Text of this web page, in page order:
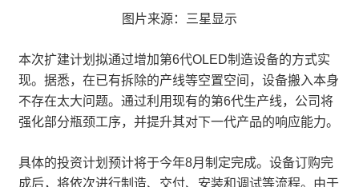
图片来源：三星显示
本次扩建计划拟通过增加第6代OLED制造设备的方式实
现。据悉，在已有拆除的产线等空置空间，设备搬入本身
不存在太大问题。通过利用现有的第6代生产线，公司将
强化部分瓶颈工序，并提升其对下一代产品的响应能力。
具体的投资计划预计将于今年8月制定完成。设备订购完
成后，将依次进行制造、交付、安装和调试等流程。由于